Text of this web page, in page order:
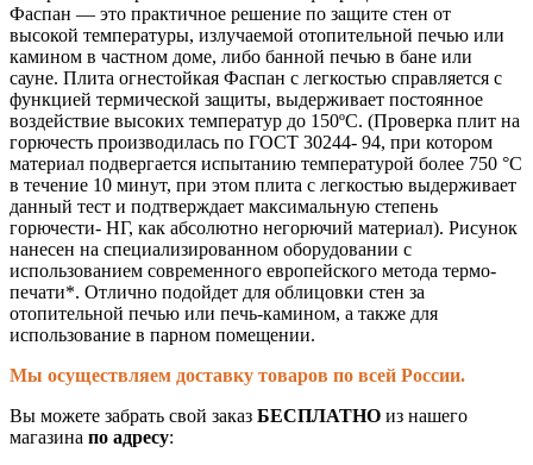
Фаспан — это практичное решение по защите стен от
высокой температуры, излучаемой отопительной печью или
камином в частном доме, либо банной печью в бане или
сауне. Плита огнестойкая Фаспан с легкостью справляется с
функцией термической защиты, выдерживает постоянное
воздействие высоких температур до 150ºС. (Проверка плит на
горючесть производилась по ГОСТ 30244- 94, при котором
материал подвергается испытанию температурой более 750 °C
в течение 10 минут, при этом плита с легкостью выдерживает
данный тест и подтверждает максимальную степень
горючести- НГ, как абсолютно негорючий материал). Рисунок
нанесен на специализированном оборудовании с
использованием современного европейского метода термо-
печати*. Отлично подойдет для облицовки стен за
отопительной печью или печь-камином, а также для
использование в парном помещении.
Мы осуществляем доставку товаров по всей России.
Вы можете забрать свой заказ БЕСПЛАТНО из нашего
магазина по адресу: